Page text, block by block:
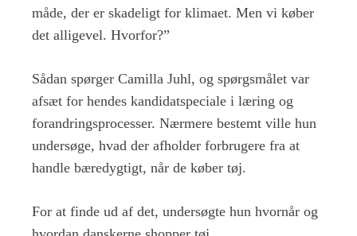
måde, der er skadeligt for klimaet. Men vi køber
det alligevel. Hvorfor?”
Sådan spørger Camilla Juhl, og spørgsmålet var
afsæt for hendes kandidatspeciale i læring og
forandringsprocesser. Nærmere bestemt ville hun
undersøge, hvad der afholder forbrugere fra at
handle bæredygtigt, når de køber tøj.
For at finde ud af det, undersøgte hun hvornår og